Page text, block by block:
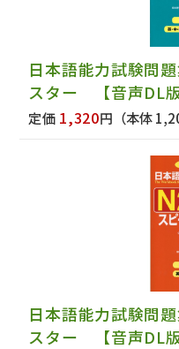
日本語能力試験
スター 【音声DL版
定価 1,320円 （本体
日本語能力試験
スター 【音声DL版